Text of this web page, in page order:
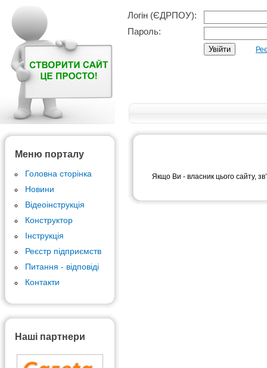
Логін (ЄДРПОУ):
Пароль:
Меню порталу
Головна сторінка
Новини
Відеоінструкція
Конструктор
Інструкція
Реєстр підприємств
Питання - відповіді
Контакти
Наші партнери
Якщо Ви - власник цього сайту,